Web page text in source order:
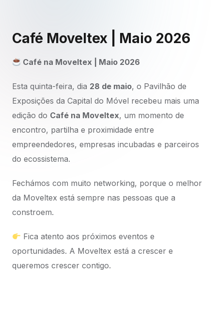
Café Moveltex | Maio 2026
Café na Moveltex | Maio 2026
Esta quinta-feira, dia 28 de maio, o Pavilhão de
Exposições da Capital do Móvel recebeu mais uma
edição do Café na Moveltex, um momento de
encontro, partilha e proximidade entre
empreendedores, empresas incubadas e parceiros
do ecossistema.
Fechámos com muito networking, porque o melhor
da Moveltex está sempre nas pessoas que a
constroem.
Fica atento aos próximos eventos e
oportunidades. A Moveltex está a crescer e
queremos crescer contigo.